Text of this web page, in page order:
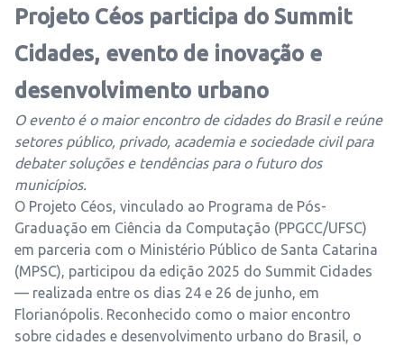
Projeto Céos participa do Summit
Cidades, evento de inovação e
desenvolvimento urbano
O evento é o maior encontro de cidades do Brasil e reúne
setores público, privado, academia e sociedade civil para
debater soluções e tendências para o futuro dos
municípios.
O Projeto Céos, vinculado ao Programa de Pós-
Graduação em Ciência da Computação (PPGCC/UFSC)
em parceria com o Ministério Público de Santa Catarina
(MPSC), participou da edição 2025 do Summit Cidades
— realizada entre os dias 24 e 26 de junho, em
Florianópolis. Reconhecido como o maior encontro
sobre cidades e desenvolvimento urbano do Brasil, o